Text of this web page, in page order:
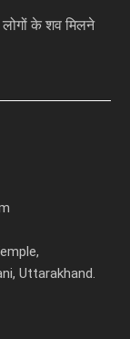
के शव मिलने
Uttarakhand.